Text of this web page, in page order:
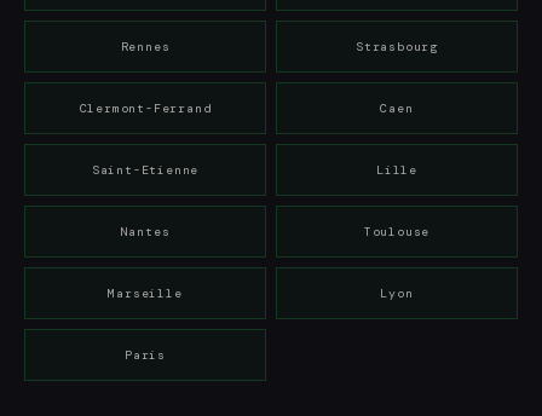
Rennes Strasbourg
Clermont-Ferrand Caen
Saint-Etienne Lille
Nantes Toulouse
Marseille Lyon
Paris